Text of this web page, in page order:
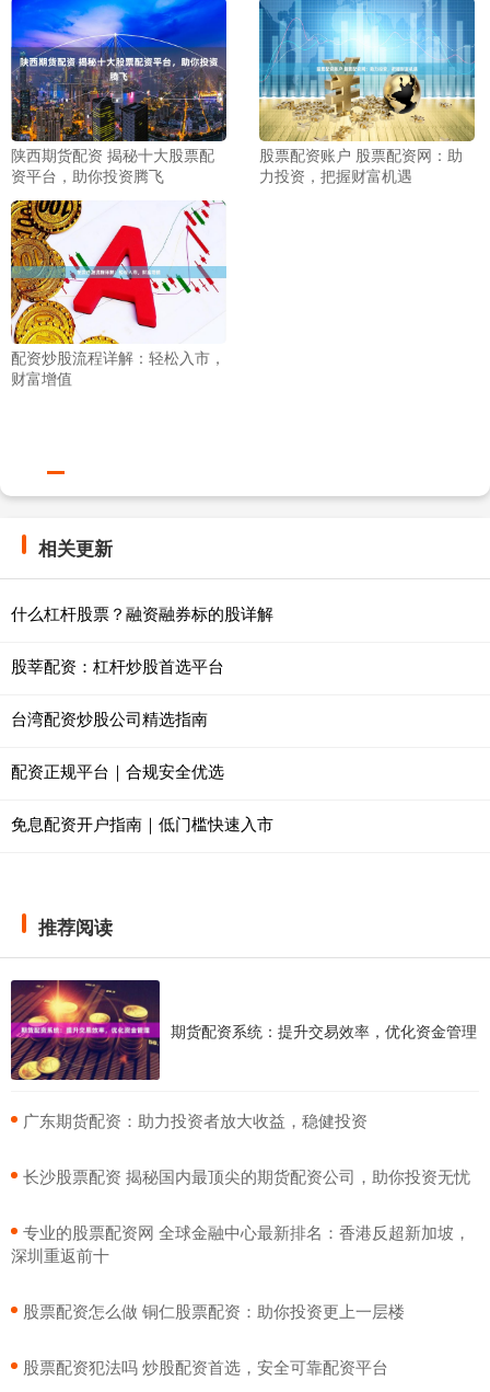
陕西期货配资 揭秘十大股票配
资平台，助你投资腾飞
股票配资账户 股票配资网：助
力投资，把握财富机遇
配资炒股流程详解：轻松入市，
财富增值
相关更新
什么杠杆股票？融资融券标的股详解
股莘配资：杠杆炒股首选平台
台湾配资炒股公司精选指南
配资正规平台｜合规安全优选
免息配资开户指南｜低门槛快速入市
推荐阅读
期货配资系统：提升交易效率，优化资金管理
​广东期货配资：助力投资者放大收益，稳健投资
​长沙股票配资 揭秘国内最顶尖的期货配资公司，助你投资无忧
​专业的股票配资网 全球金融中心最新排名：香港反超新加坡，
深圳重返前十
​股票配资怎么做 铜仁股票配资：助你投资更上一层楼
​股票配资犯法吗 炒股配资首选，安全可靠配资平台